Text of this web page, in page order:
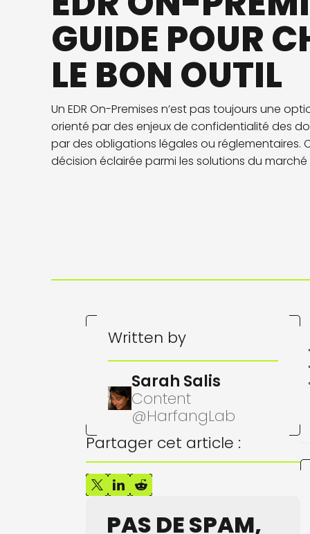
GUIDE POUR
LE BON OUTIL
Un EDR On-Premises n’est pas toujours une
orienté par des enjeux de confidentialité des
par des obligations légales ou réglementaires.
décision éclairée parmi les solutions du marché
Written by
Sarah Salis
Content
@HarfangLab
Partager cet article :
PAS DE SPAM,